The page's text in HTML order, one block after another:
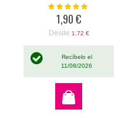
Valoración:
1,90 €
Desde 1,72 €
Recíbelo el
11/08/2026